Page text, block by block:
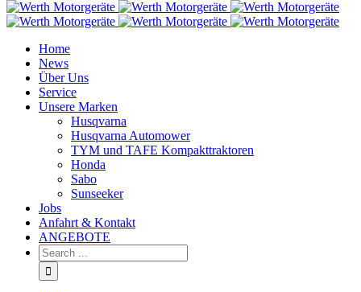
Home
News
Über Uns
Service
Unsere Marken
Husqvarna
Husqvarna Automower
TYM und TAFE Kompakttraktoren
Honda
Sabo
Sunseeker
Jobs
Anfahrt & Kontakt
ANGEBOTE